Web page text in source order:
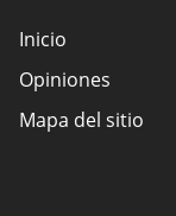
Inicio
Opiniones
Mapa del sitio